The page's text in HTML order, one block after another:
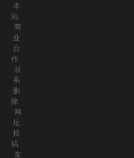
本
站
商
业
合
作
联
系
删
除
网
址
投
稿
友